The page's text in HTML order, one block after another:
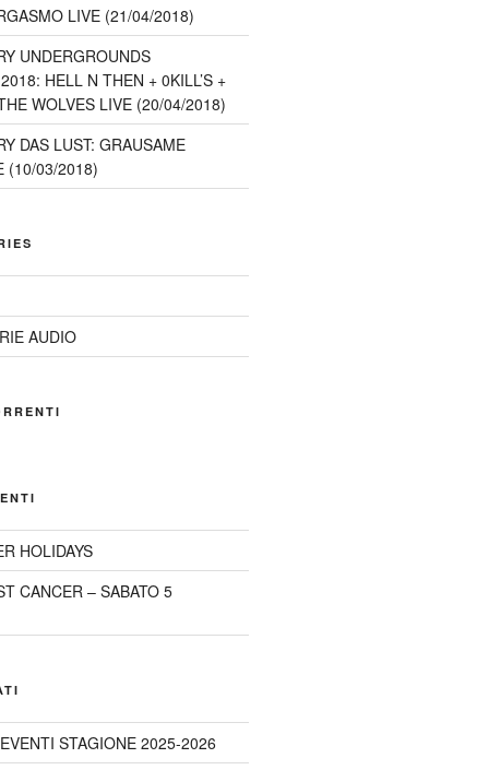
LIVE (21/04/2018)
UNDERGROUNDS
HELL N THEN + 0KILL’S +
WOLVES LIVE (20/04/2018)
DAS LUST: GRAUSAME
(10/03/2018)
AUDIO
HOLIDAYS
CANCER – SABATO 5
STAGIONE 2025-2026